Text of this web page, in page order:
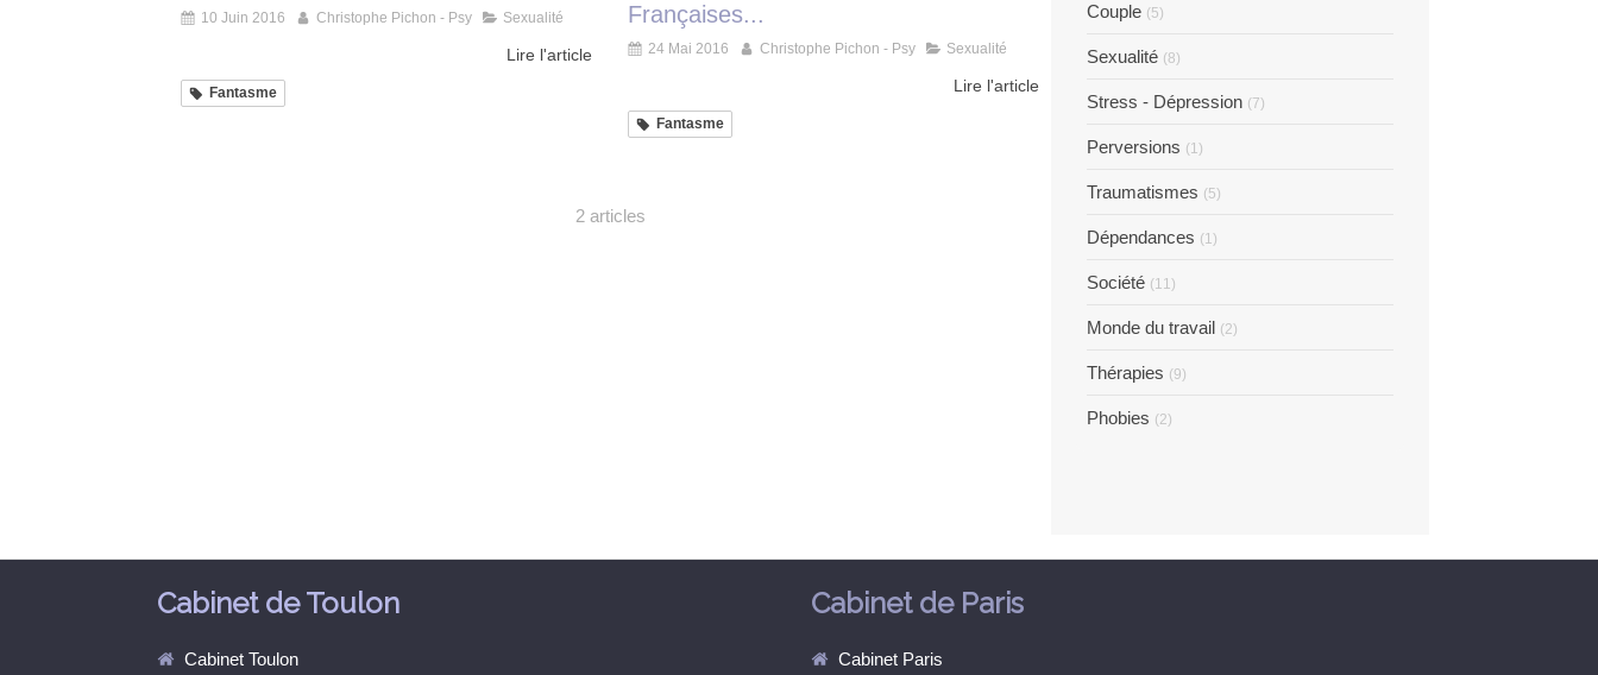
10 Juin 2016 Christophe Pichon - Psy Sexualité
Lire l'article
Fantasme
Françaises...
24 Mai 2016 Christophe Pichon - Psy Sexualité
Lire l'article
Fantasme
2 articles
Couple (5)
Sexualité (8)
Stress - Dépression (7)
Perversions (1)
Traumatismes (5)
Dépendances (1)
Société (11)
Monde du travail (2)
Thérapies (9)
Phobies (2)
Cabinet de Toulon
Cabinet Toulon
Cabinet de Paris
Cabinet Paris